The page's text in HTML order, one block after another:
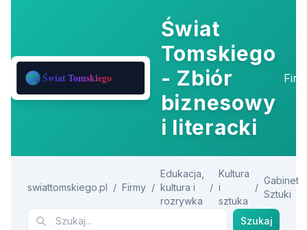
Świat
Tomskiego
- Zbiór
biznesowy
i literacki
swiattomskiego.pl / Firmy /
Edukacja,
kultura i
rozrywka
/
Kultura
i
sztuka
/
Gabinet
Sztuki
Szukaj